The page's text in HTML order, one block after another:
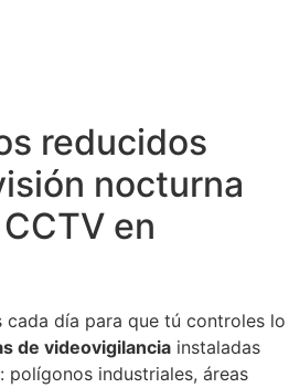
reducidos
nocturna
en
cada día para que tú controles lo
de videovigilancia instaladas
polígonos industriales, áreas